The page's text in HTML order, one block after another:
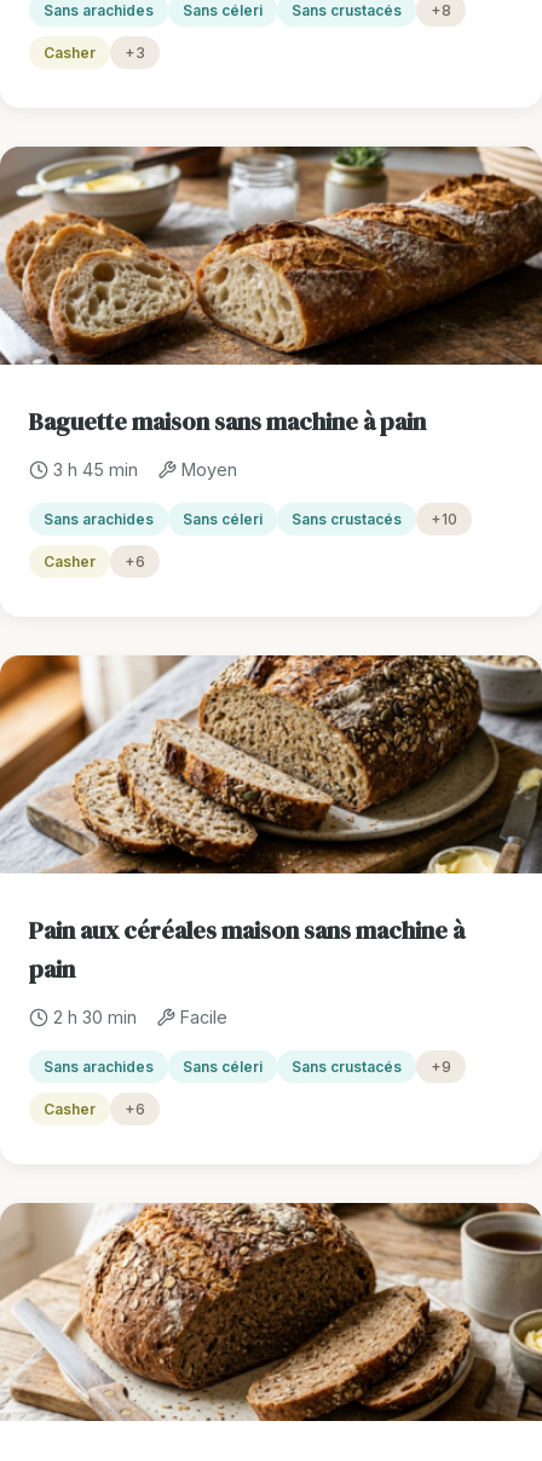
Sans arachides Sans céleri Sans crustacés +8
Casher +3
Baguette maison sans machine à pain
3 h 45 min Moyen
Sans arachides Sans céleri Sans crustacés +10
Casher +6
Pain aux céréales maison sans machine à
pain
2 h 30 min Facile
Sans arachides Sans céleri Sans crustacés +9
Casher +6